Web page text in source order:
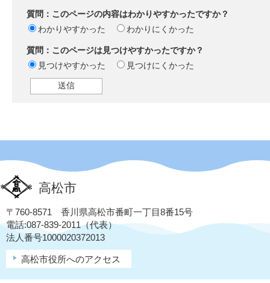
質問：このページの内容はわかりやすかったですか？
わかりやすかった
わかりにくかった
質問：このページは見つけやすかったですか？
見つけやすかった
見つけにくかった
高松市
〒760-8571 香川県高松市番町一丁目8番15号
電話:087-839-2011（代表）
法人番号1000020372013
高松市役所へのアクセス